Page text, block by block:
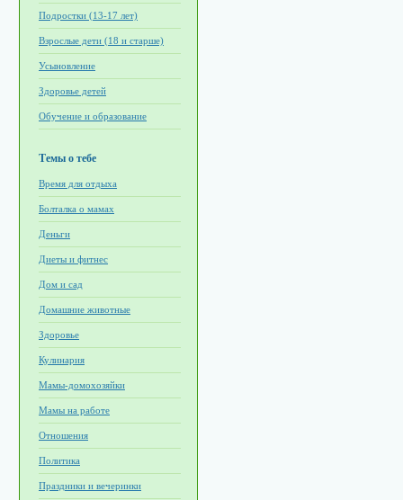
Подростки (13-17 лет)
Взрослые дети (18 и старше)
Усыновление
Здоровье детей
Обучение и образование
Темы о тебе
Время для отдыха
Болталка о мамах
Деньги
Диеты и фитнес
Дом и сад
Домашние животные
Здоровье
Кулинария
Мамы-домохозяйки
Мамы на работе
Отношения
Политика
Праздники и вечеринки